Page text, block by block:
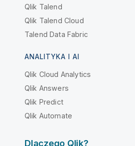
Qlik Talend
Qlik Talend Cloud
Talend Data Fabric
ANALITYKA I AI
Qlik Cloud Analytics
Qlik Answers
Qlik Predict
Qlik Automate
Dlaczego Qlik?